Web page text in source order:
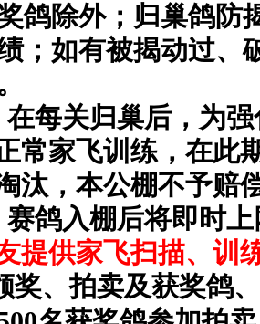
鸽除外；归巢鸽防
；如有被揭动过、
在每关归巢后，为
常家飞训练，在此
汰，本公棚不予赔
赛鸽入棚后将即时
提供家飞扫描、训
奖、拍卖及获奖鸽